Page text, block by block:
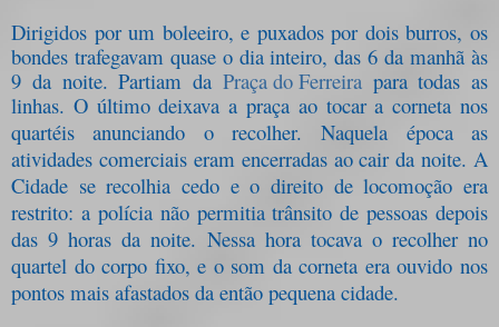
Dirigidos por um boleeiro, e puxados por dois burros, os
bondes trafegavam quase o dia inteiro, das 6 da manhã às
9 da noite. Partiam da Praça do Ferreirapara todas as
linhas. O último deixava a praça ao tocar a corneta nos
quartéis anunciando o recolher.Naquela época as
atividades comerciais eram encerradas ao cair da noite. A
Cidade se recolhia cedo e o direito de locomoção era
restrito: a polícia não permitia trânsito de pessoas depois
das 9 horas da noite. Nessa hora tocava o recolher no
quartel do corpo fixo, e o som da corneta era ouvido nos
pontos mais afastados da então pequena cidade.